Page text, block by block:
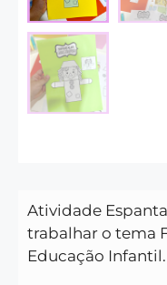
Atividade
trabalhar o tema
Educação Infantil.